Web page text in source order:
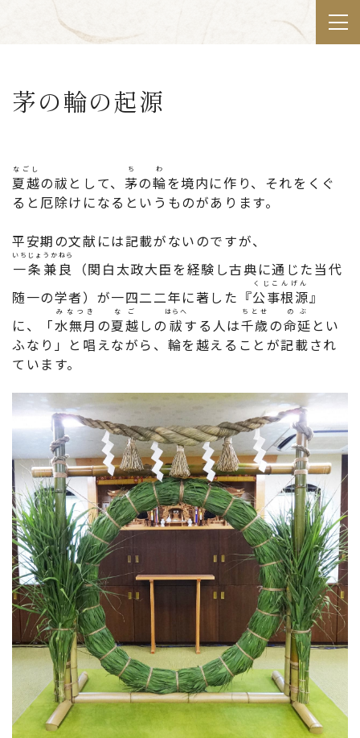
茅の輪の起源
夏越
なごし
の祓として、 茅
ち
の輪
わ
を境内に作り、それをくぐ
ると厄除けになるというものがあります。
平安期の文献には記載がないのですが、
一条兼良
いちじょうかねら
（関白太政大臣を経験し古典に通じた当代
随一の学者）が一四二二年に著した『公事根源
くじこんげん
』
に、「水無月
みなつき
の夏越
なご
しの 祓
はらへ
する人は千歳
ちとせ
の命延
のぶ
とい
ふなり」と唱えながら、輪を越えることが記載され
ています。